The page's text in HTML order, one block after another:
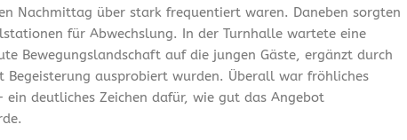
Nachmittag über stark frequentiert waren. Daneben sorgten
für Abwechslung. In der Turnhalle wartete eine
Bewegungslandschaft auf die jungen Gäste, ergänzt durch
Begeisterung ausprobiert wurden. Überall war fröhliches
ein deutliches Zeichen dafür, wie gut das Angebot